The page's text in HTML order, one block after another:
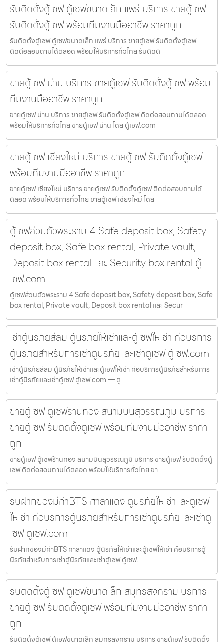
รับติดตั้งตู้เซฟ ตู้เซฟขนาดเล็ก แพร่ บริการ ขายตู้เซฟ
รับติดตั้งตู้เซฟ พร้อมทีมงานมืออาชีพ ราคาถูก
รับติดตั้งตู้เซฟ ตู้เซฟขนาดเล็ก แพร่ บริการ ขายตู้เซฟ รับติดตั้งตู้เซฟ
ติดต่อสอบถามได้ตลอด พร้อมให้บริการทั่วไทย รับติดต
ขายตู้เซฟ น่าน บริการ ขายตู้เซฟ รับติดตั้งตู้เซฟ พร้อม
ทีมงานมืออาชีพ ราคาถูก
ขายตู้เซฟ น่าน บริการ ขายตู้เซฟ รับติดตั้งตู้เซฟ ติดต่อสอบถามได้ตลอด
พร้อมให้บริการทั่วไทย ขายตู้เซฟ น่าน โดย ตู้เซฟ.com
ขายตู้เซฟ เชียงใหม่ บริการ ขายตู้เซฟ รับติดตั้งตู้เซฟ
พร้อมทีมงานมืออาชีพ ราคาถูก
ขายตู้เซฟ เชียงใหม่ บริการ ขายตู้เซฟ รับติดตั้งตู้เซฟ ติดต่อสอบถามได้
ตลอด พร้อมให้บริการทั่วไทย ขายตู้เซฟ เชียงใหม่ โดย
ตู้เซฟส่วนตัวพระราม 4 Safe deposit box, Safety
deposit box, Safe box rental, Private vault,
Deposit box rental และ Security box rental ตู้
เซฟ.com
ตู้เซฟส่วนตัวพระราม 4 Safe deposit box, Safety deposit box, Safe
box rental, Private vault, Deposit box rental และ Secur
เช่าตู้นิรภัยสีลม ตู้นิรภัยให้เช่าและตู้เซฟให้เช่า คือบริการ
ตู้นิรภัยสำหรับการเช่าตู้นิรภัยและเช่าตู้เซฟ ตู้เซฟ.com
เช่าตู้นิรภัยสีลม ตู้นิรภัยให้เช่าและตู้เซฟให้เช่า คือบริการตู้นิรภัยสำหรับการ
เช่าตู้นิรภัยและเช่าตู้เซฟ ตู้เซฟ.com — ตู
ขายตู้เซฟ ตู้เซฟร้านทอง สนามบินสุวรรณภูมิ บริการ
ขายตู้เซฟ รับติดตั้งตู้เซฟ พร้อมทีมงานมืออาชีพ ราคา
ถูก
ขายตู้เซฟ ตู้เซฟร้านทอง สนามบินสุวรรณภูมิ บริการ ขายตู้เซฟ รับติดตั้งตู้
เซฟ ติดต่อสอบถามได้ตลอด พร้อมให้บริการทั่วไทย ขา
รับฝากของมีค่าBTS ศาลาแดง ตู้นิรภัยให้เช่าและตู้เซฟ
ให้เช่า คือบริการตู้นิรภัยสำหรับการเช่าตู้นิรภัยและเช่าตู้
เซฟ ตู้เซฟ.com
รับฝากของมีค่าBTS ศาลาแดง ตู้นิรภัยให้เช่าและตู้เซฟให้เช่า คือบริการตู้
นิรภัยสำหรับการเช่าตู้นิรภัยและเช่าตู้เซฟ ตู้เซฟ.
รับติดตั้งตู้เซฟ ตู้เซฟขนาดเล็ก สมุทรสงคราม บริการ
ขายตู้เซฟ รับติดตั้งตู้เซฟ พร้อมทีมงานมืออาชีพ ราคา
ถูก
รับติดตั้งตู้เซฟ ตู้เซฟขนาดเล็ก สมุทรสงคราม บริการ ขายตู้เซฟ รับติดตั้ง